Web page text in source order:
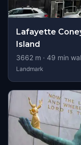
Lafayette
Island
3662 m · 49 min
Landmark